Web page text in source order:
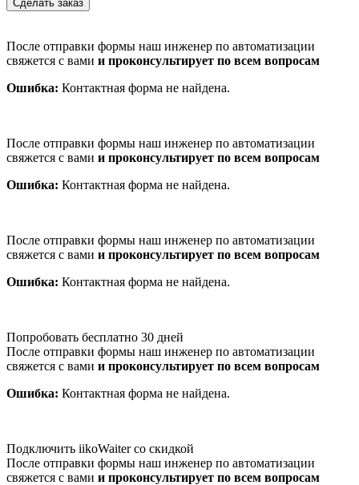
После отправки формы наш инженер по автоматизации
свяжется с вами и проконсультирует по всем вопросам
Ошибка: Контактная форма не найдена.
После отправки формы наш инженер по автоматизации
свяжется с вами и проконсультирует по всем вопросам
Ошибка: Контактная форма не найдена.
После отправки формы наш инженер по автоматизации
свяжется с вами и проконсультирует по всем вопросам
Ошибка: Контактная форма не найдена.
Попробовать бесплатно 30 дней
После отправки формы наш инженер по автоматизации
свяжется с вами и проконсультирует по всем вопросам
Ошибка: Контактная форма не найдена.
Подключить iikoWaiter со скидкой
После отправки формы наш инженер по автоматизации
свяжется с вами и проконсультирует по всем вопросам